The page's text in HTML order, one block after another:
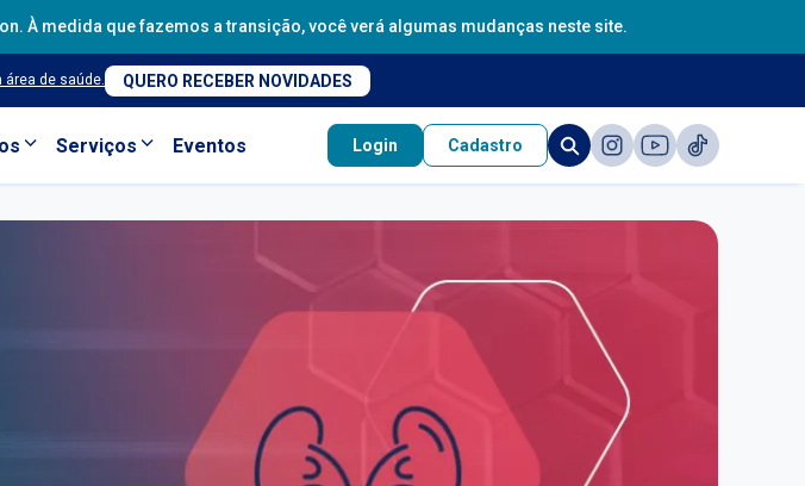
À medida que fazemos a transição, você verá algumas mudanças neste site.
de saúde. QUERO RECEBER NOVIDADES
Serviços Eventos Login Cadastro